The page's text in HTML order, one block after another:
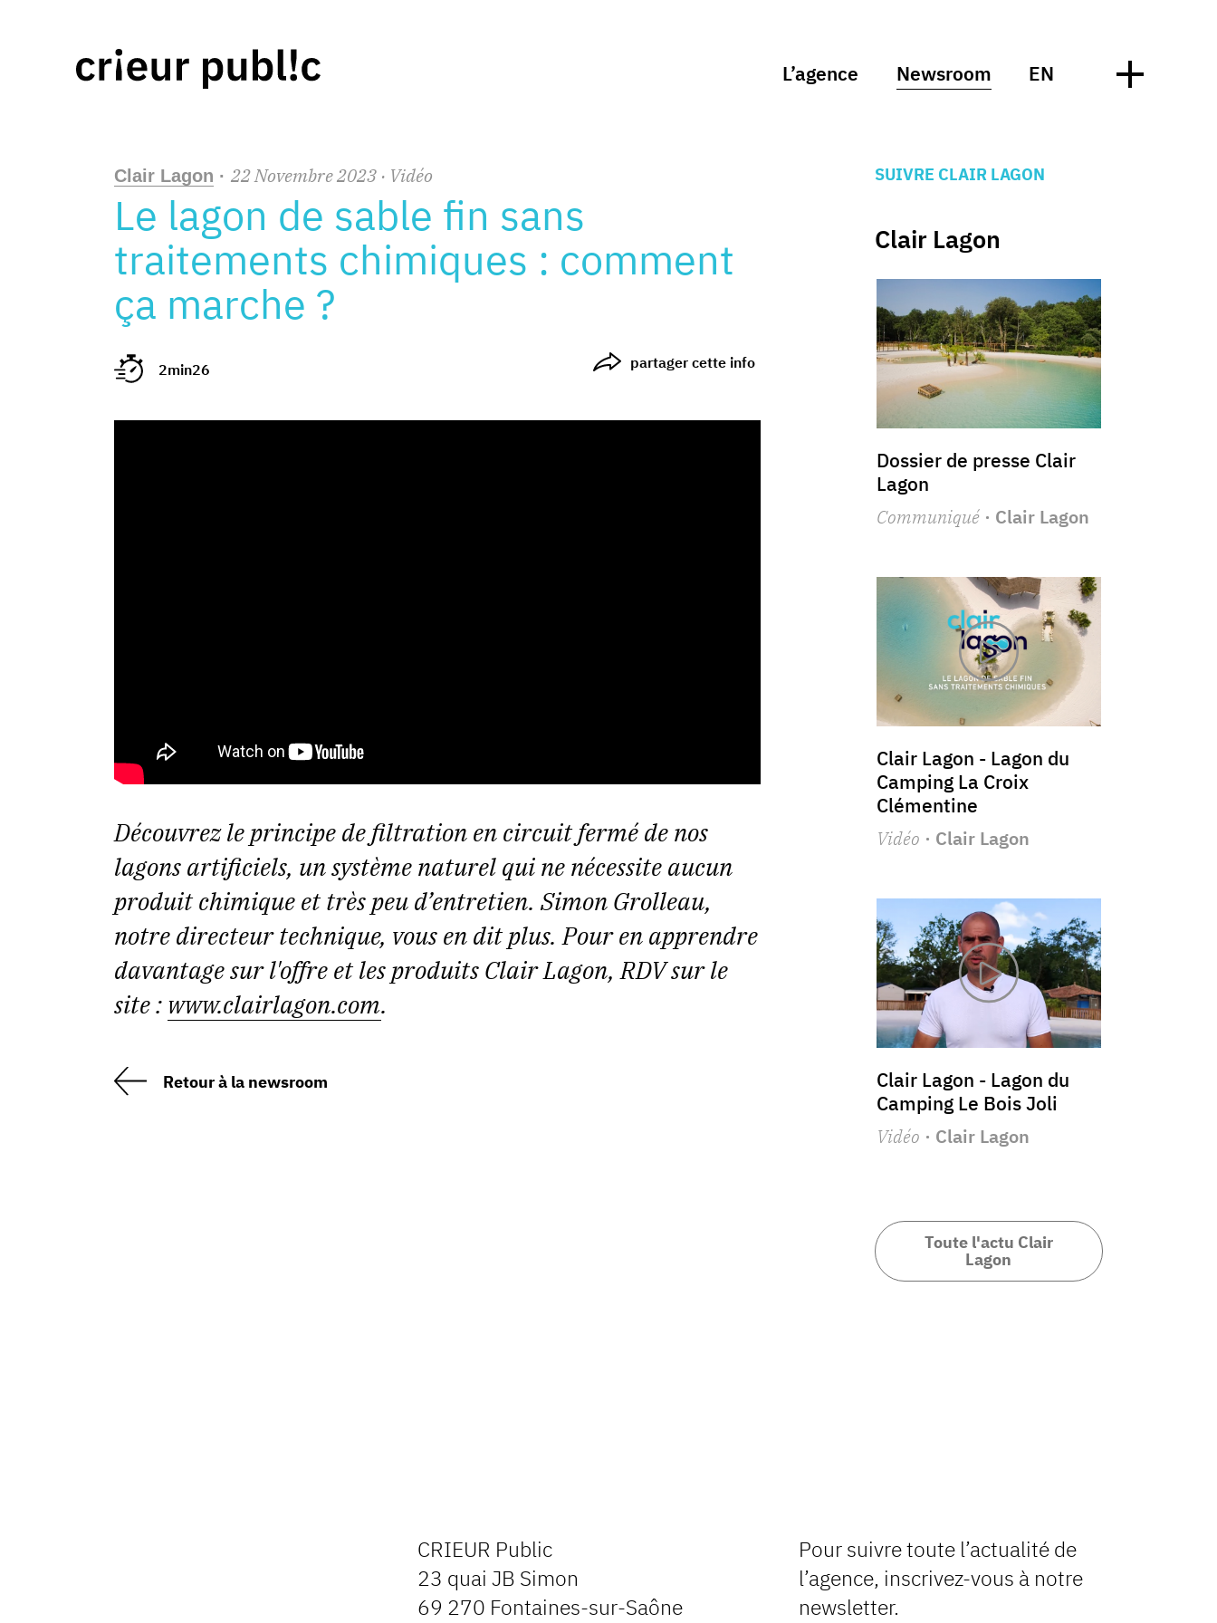
L’agence Newsroom EN
Clair Lagon · 22Novembre2023 · Vidéo
Le lagon de sable fin sans
traitements chimiques : comment
ça marche ?
2min26 partager cette info
Découvrez le principe de filtration en circuit fermé de nos
lagons artificiels, un système naturel qui ne nécessite aucun
produit chimique et très peu d’entretien. Simon Grolleau,
notre directeur technique, vous en dit plus. Pour en apprendre
davantage sur l'offre et les produits Clair Lagon, RDV sur le
site : www.clairlagon.com.
Retour à la newsroom
SUIVRE CLAIR LAGON
Clair Lagon
Dossier de presse Clair
Lagon
Communiqué· Clair Lagon
Clair Lagon - Lagon du
Camping La Croix
Clémentine
Vidéo · Clair Lagon
Clair Lagon - Lagon du
Camping Le Bois Joli
Vidéo · Clair Lagon
Toute l'actu Clair
Lagon
CRIEUR Public
23 quai JB Simon
69 270 Fontaines-sur-Saône
Pour suivre toute l’actualité de
l’agence, inscrivez-vous à notre
newsletter.